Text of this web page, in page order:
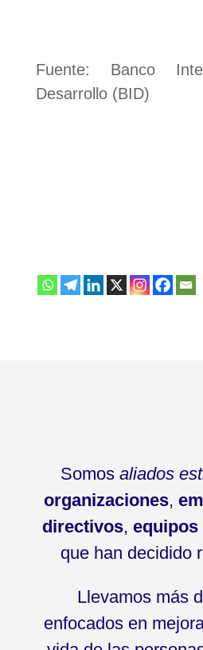
Fuente: Banco
Desarrollo (BID)
Somos aliados
organizaciones,
directivos, equipos
que han decidido
Llevamos más
enfocados en